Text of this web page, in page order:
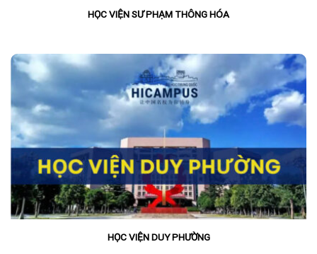
HỌC VIỆN SƯ PHẠM THÔNG HÓA
HỌC VIỆN DUY PHƯỜNG